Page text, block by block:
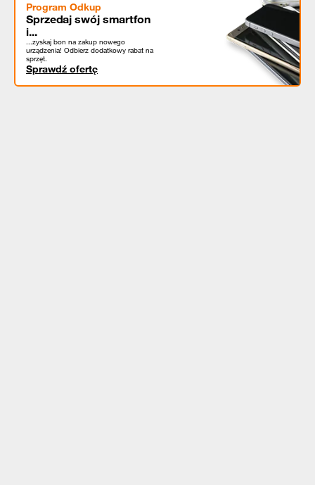
Program Odkup
Sprzedaj swój smartfon
i...
...zyskaj bon na zakup nowego
urządzenia! Odbierz dodatkowy rabat na
sprzęt.
Sprawdź ofertę